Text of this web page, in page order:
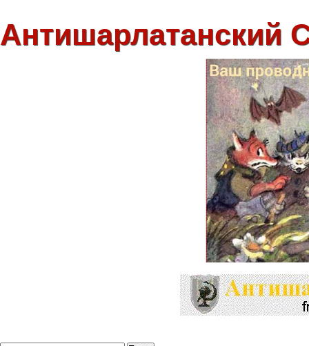
Антишарлатанский